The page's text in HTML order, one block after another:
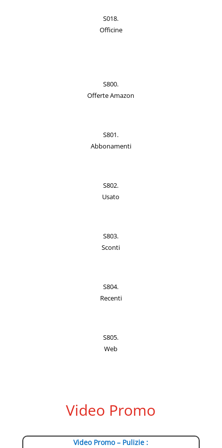
S018.
Officine
S800.
Offerte Amazon
S801.
Abbonamenti
S802.
Usato
S803.
Sconti
S804.
Recenti
S805.
Web
Video Promo
Video Promo – Pulizie :